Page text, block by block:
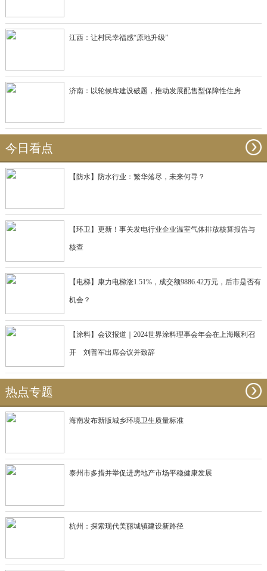
江西：让村民幸福感“原地升级”
济南：以轮候库建设破题，推动发展配售型保障性住房
今日看点
【防水】防水行业：繁华落尽，未来何寻？
【环卫】更新！事关发电行业企业温室气体排放核算报告与
核查
【电梯】康力电梯涨1.51%，成交额9886.42万元，后市是否有
机会？
【涂料】会议报道｜2024世界涂料理事会年会在上海顺利召
开 刘普军出席会议并致辞
热点专题
海南发布新版城乡环境卫生质量标准
泰州市多措并举促进房地产市场平稳健康发展
杭州：探索现代美丽城镇建设新路径